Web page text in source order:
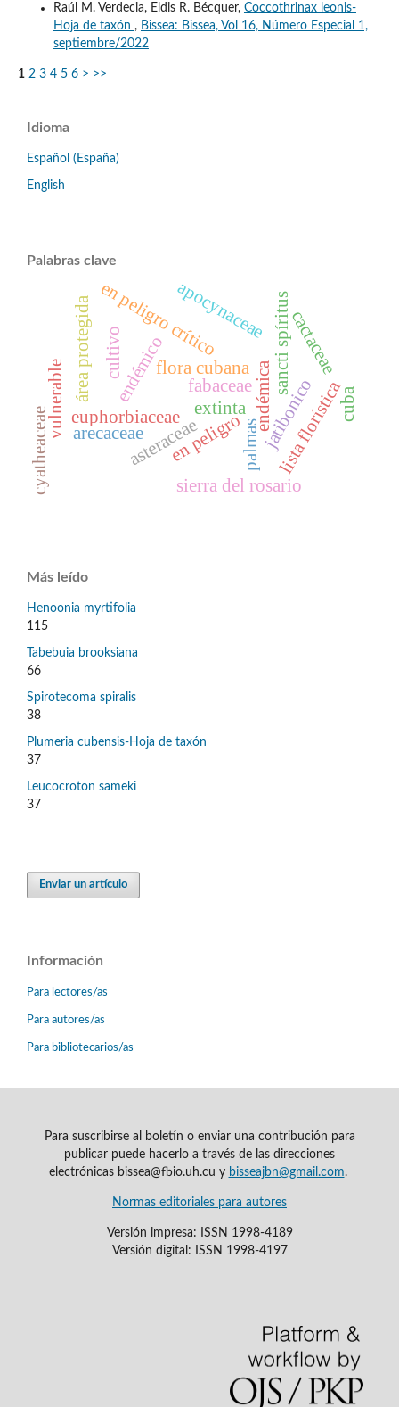
Raúl M. Verdecia, Eldis R. Bécquer, Coccothrinax leonis-
Hoja de taxón , Bissea: Bissea, Vol 16, Número Especial 1,
septiembre/2022
1 2 3 4 5 6 > >>
Idioma
Español (España)
English
Palabras clave
asteraceae
endémicoflora cubana
en peligro
euphorbiaceae endémica
en peligro crítico
apocynaceae
vulnerable arecaceae
cultivo
fabaceae jatibonico
sancti spíritus
área protegida
lista florística
sierra del rosario
cactaceae
palmas
cuba
cyatheaceae extinta
Más leído
Henoonia myrtifolia
115
Tabebuia brooksiana
66
Spirotecoma spiralis
38
Plumeria cubensis-Hoja de taxón
37
Leucocroton sameki
37
Enviar un artículo
Información
Para lectores/as
Para autores/as
Para bibliotecarios/as
Para suscribirse al boletín o enviar una contribución para
publicar puede hacerlo a través de las direcciones
electrónicas bissea@fbio.uh.cu y bisseajbn@gmail.com.
Normas editoriales para autores
Versión impresa: ISSN 1998-4189
Versión digital: ISSN 1998-4197